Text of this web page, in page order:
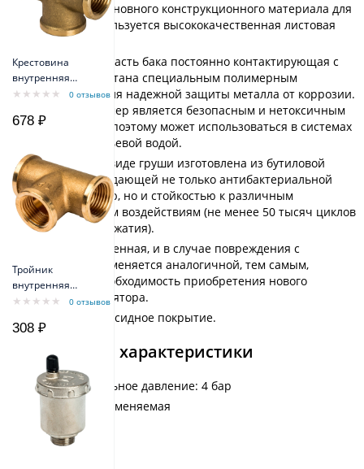
Крестовина
внутренняя
резьба 1/2"
0 отзывов
678 ₽
Тройник
внутренняя
резьба 1/2"
0 отзывов
308 ₽
В качестве основного конструкционного материала для
корпуса используется высококачественная листовая
сталь.
Внутренняя часть бака постоянно контактирующая с
водой обработана специальным полимерным
покрытием для надежной защиты металла от коррозии.
Сам же полимер является безопасным и нетоксичным
материалом, поэтому может использоваться в системах
с чистой питьевой водой.
Мембрана в виде груши изготовлена из бутиловой
резины, обладающей не только антибактериальной
поверхностью, но и стойкостью к различным
механическим воздействиям (не менее 50 тысяч циклов
растяжения-сжатия).
Мембрана сменная, и в случае повреждения с
легкостью заменяется аналогичной, тем самым,
исключая необходимость приобретения нового
гидроаккумулятора.
Прочное эпоксидное покрытие.
Технические характеристики
Предварительное давление: 4 бар
Мембрана: заменяемая
Вес: 18 кг